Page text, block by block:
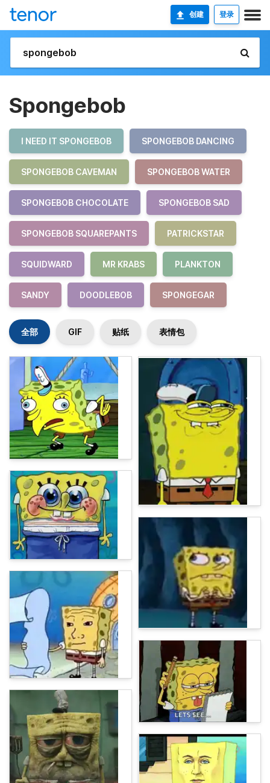
创建 登录
Spongebob
I NEED IT SPONGEBOB SPONGEBOB DANCING
SPONGEBOB CAVEMAN SPONGEBOB WATER
SPONGEBOB CHOCOLATE SPONGEBOB SAD
SPONGEBOB SQUAREPANTS PATRICKSTAR
SQUIDWARD MR KRABS PLANKTON
SANDY DOODLEBOB SPONGEGAR
全部 GIF 贴纸 表情包